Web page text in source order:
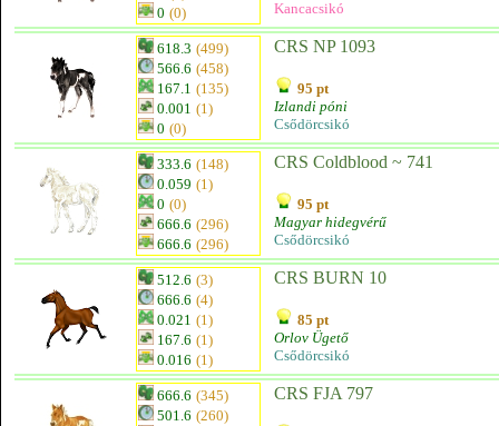
0 (0)
Kancacsikó
618.3 (499)
566.6 (458)
167.1 (135)
0.001 (1)
0 (0)
CRS NP 1093
95 pt
Izlandi póni
Csődörcsikó
333.6 (148)
0.059 (1)
0 (0)
666.6 (296)
666.6 (296)
CRS Coldblood ~ 741
95 pt
Magyar hidegvérű
Csődörcsikó
512.6 (3)
666.6 (4)
0.021 (1)
167.6 (1)
0.016 (1)
CRS BURN 10
85 pt
Orlov Ügető
Csődörcsikó
666.6 (345)
501.6 (260)
CRS FJA 797